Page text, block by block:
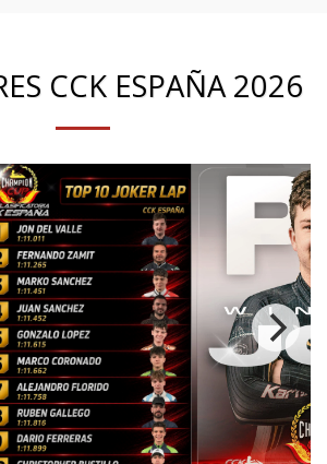
CCK ESPAÑA 2026